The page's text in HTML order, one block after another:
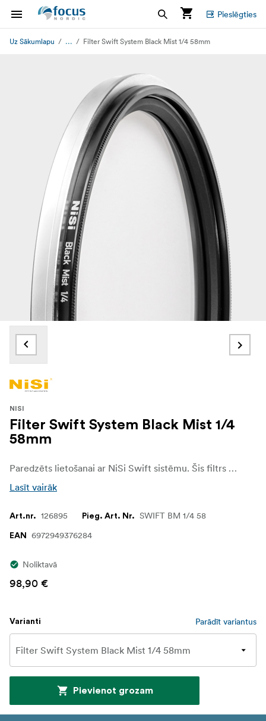
Pieslēgties
Uz Sākumlapu ... Filter Swift System Black Mist 1/4 58mm
NISI
Filter Swift System Black Mist 1/4
58mm
Paredzēts lietošanai ar NiSi Swift sistēmu. Šis filtrs piešķir jūsu attēliem papildu dimensiju un raksturu. Gaismas avoti iegūst patīkamu izkliedi, bet ēnas saglabā savu toni un melnumu. Tajā pašā laikā tas arī samazina kontrastu un mīkstina grumbas un plankumus, kas to padara lieliski piemērotu portretu uzņemšanai.
Lasīt vairāk
Art.nr. 126895 Pieg. Art. Nr. SWIFT BM 1/4 58
EAN 6972949376284
Noliktavā
98,90 €
Varianti Parādīt variantus
Pievienot grozam